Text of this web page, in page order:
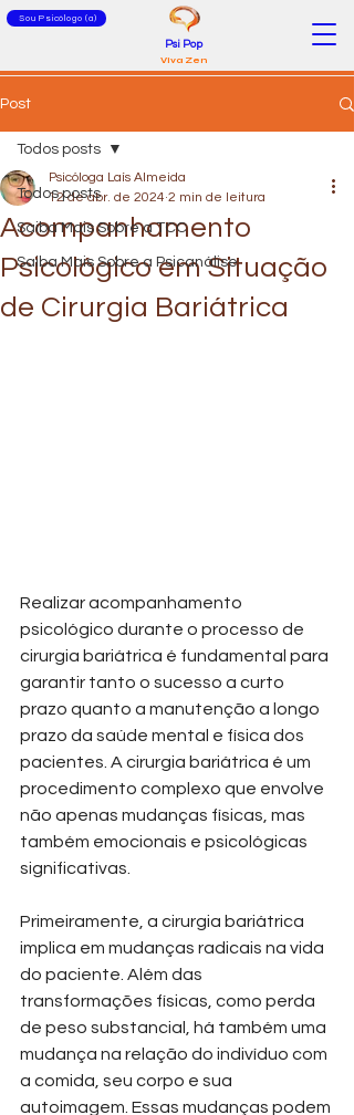
Sou Psicólogo (a)
Psi Pop
Viva Zen
Post
Todos posts
Saiba Mais Sobre a TCC
Saiba Mais Sobre a Psicanálise
Todos posts
Acompanhamento
Psicológico em Situação
de Cirurgia Bariátrica
Psicóloga Laís Almeida
12 de abr. de 2024 2 min de leitura
Realizar acompanhamento
psicológico durante o processo de
cirurgia bariátrica é fundamental para
garantir tanto o sucesso a curto
prazo quanto a manutenção a longo
prazo da saúde mental e física dos
pacientes. A cirurgia bariátrica é um
procedimento complexo que envolve
não apenas mudanças físicas, mas
também emocionais e psicológicas
significativas.
Primeiramente, a cirurgia bariátrica
implica em mudanças radicais na vida
do paciente. Além das
transformações físicas, como perda
de peso substancial, há também uma
mudança na relação do indivíduo com
a comida, seu corpo e sua
autoimagem. Essas mudanças podem